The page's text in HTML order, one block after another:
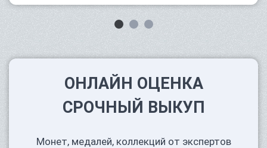
ОНЛАЙН ОЦЕНКА
СРОЧНЫЙ ВЫКУП
Монет, медалей, коллекций от экспертов